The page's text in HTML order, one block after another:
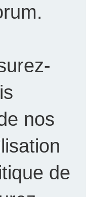
nos
de